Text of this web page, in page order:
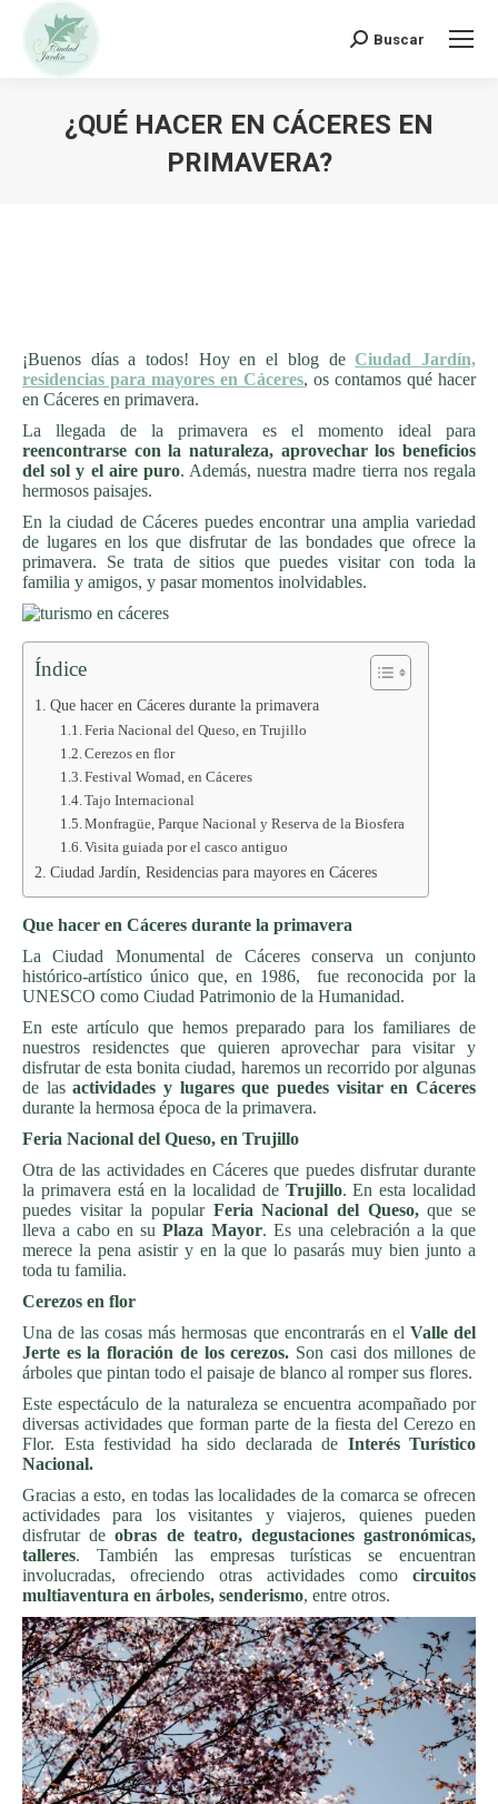
Buscar:
Buscar
¿QUÉ HACER EN CÁCERES EN
PRIMAVERA?
¡Buenos días a todos! Hoy en el blog de Ciudad Jardín,
residencias para mayores en Cáceres, os contamos qué hacer
en Cáceres en primavera.
La llegada de la primavera es el momento ideal para
reencontrarse con la naturaleza, aprovechar los beneficios
del sol y el aire puro. Además, nuestra madre tierra nos regala
hermosos paisajes.
En la ciudad de Cáceres puedes encontrar una amplia variedad
de lugares en los que disfrutar de las bondades que ofrece la
primavera. Se trata de sitios que puedes visitar con toda la
familia y amigos, y pasar momentos inolvidables.
Índice
Que hacer en Cáceres durante la primavera
Feria Nacional del Queso, en Trujillo
Cerezos en flor
Festival Womad, en Cáceres
Tajo Internacional
Monfragüe, Parque Nacional y Reserva de la Biosfera
Visita guiada por el casco antiguo
Ciudad Jardín, Residencias para mayores en Cáceres
Que hacer en Cáceres durante la primavera
La Ciudad Monumental de Cáceres conserva un conjunto
histórico-artístico único que, en 1986, fue reconocida por la
UNESCO como Ciudad Patrimonio de la Humanidad.
En este artículo que hemos preparado para los familiares de
nuestros residenctes que quieren aprovechar para visitar y
disfrutar de esta bonita ciudad, haremos un recorrido por algunas
de lasactividades y lugares que puedes visitar en Cáceres
durante la hermosa época de la primavera.
Feria Nacional del Queso, en Trujillo
Otra de las actividades en Cáceres que puedes disfrutar durante
la primavera está en la localidad de Trujillo. En esta localidad
puedes visitar la popular Feria Nacional del Queso,que se
lleva a cabo en suPlaza Mayor. Es una celebración a la que
merece la pena asistir y en la que lo pasarás muy bien junto a
toda tu familia.
Cerezos en flor
Una de las cosas más hermosas que encontrarás en el Valle del
Jerte es la floración de los cerezos. Son casi dos millones de
árboles que pintan todo el paisaje de blanco al romper sus flores.
Este espectáculo de la naturaleza se encuentra acompañado por
diversas actividades que forman parte de la fiesta del Cerezo en
Flor. Esta festividad ha sido declarada de Interés Turístico
Nacional.
Gracias a esto, en todas las localidades de la comarca se ofrecen
actividades para los visitantes y viajeros, quienes pueden
disfrutar deobras de teatro, degustaciones gastronómicas,
talleres. También las empresas turísticas se encuentran
involucradas, ofreciendo otras actividades como circuitos
multiaventura en árboles, senderismo, entre otros.